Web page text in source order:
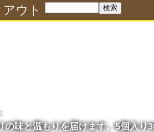
ウト
の味と温もりを届けます。5個入り